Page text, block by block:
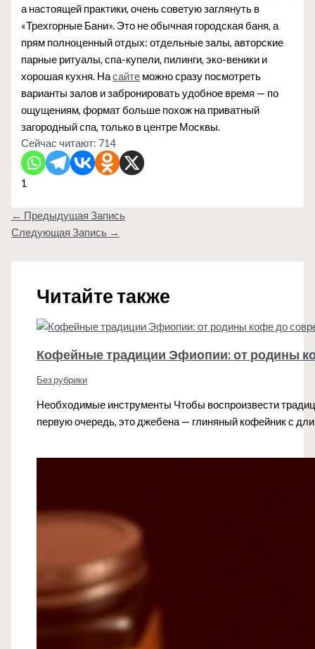
а настоящей практики, очень советую заглянуть в
«Трехгорные Бани». Это не обычная городская баня, а
прям полноценный отдых: отдельные залы, авторские
парные ритуалы, спа-купели, пилинги, эко-веники и
хорошая кухня. Насайте можно сразу посмотреть
варианты залов и забронировать удобное время — по
ощущениям, формат больше похож на приватный
загородный спа, только в центре Москвы.
Сейчас читают: 714
1
← Предыдущая Запись
Следующая Запись →
Читайте также
Кофейные традиции Эфиопии: от родины
Без рубрики
Необходимые инструменты Чтобы воспроизвести
первую очередь, это джебена — глиняный кофейник с